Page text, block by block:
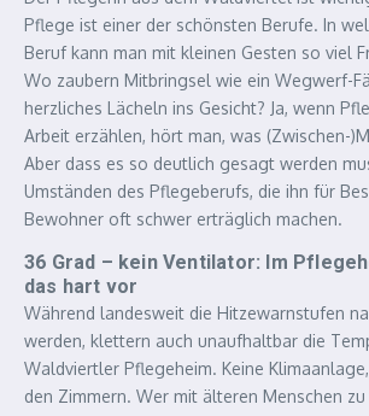
Pflege ist einer der schönsten Berufe. In
Beruf kann man mit kleinen Gesten so viel
Wo zaubern Mitbringsel wie ein Wegwerf-
herzliches Lächeln ins Gesicht? Ja, wenn
Arbeit erzählen, hört man, was (Zwischen-
Aber dass es so deutlich gesagt werden
Umständen des Pflegeberufs, die ihn für
Bewohner oft schwer erträglich machen.
36 Grad – kein Ventilator: Im
das hart vor
Während landesweit die Hitzewarnstufen
werden, klettern auch unaufhaltbar die
Waldviertler Pflegeheim. Keine
den Zimmern. Wer mit älteren Menschen